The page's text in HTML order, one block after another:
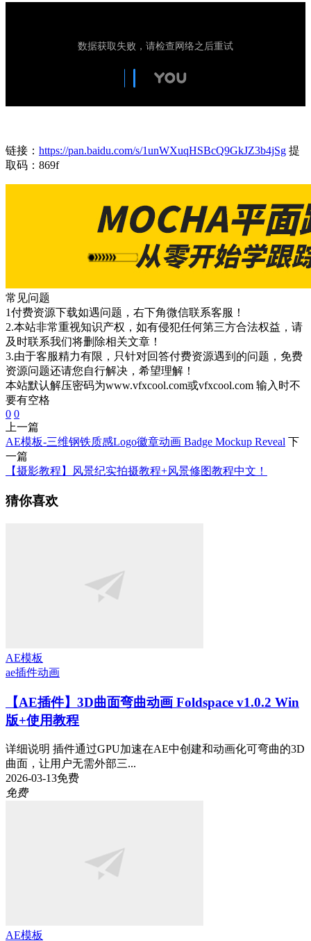
链接： https://pan.baidu.com/s/1unWXuqHSBcQ9GkJZ3b4jSg 提
取码：869f
常见问题
1付费资源下载如遇问题，右下角微信联系客服！
2.本站非常重视知识产权，如有侵犯任何第三方合法权益，请
及时联系我们将删除相关文章！
3.由于客服精力有限，只针对回答付费资源遇到的问题，免费
资源问题还请您自行解决，希望理解！
本站默认解压密码为www.vfxcool.com或vfxcool.com 输入时不
要有空格
0 0
上一篇
AE模板-三维钢铁质感Logo徽章动画 Badge Mockup Reveal 下
一篇
【摄影教程】风景纪实拍摄教程+风景修图教程中文！
猜你喜欢
AE模板
ae插件动画
【AE插件】3D曲面弯曲动画 Foldspace v1.0.2 Win
版+使用教程
详细说明 插件通过GPU加速在AE中创建和动画化可弯曲的3D
曲面，让用户无需外部三...
2026-03-13免费
免费
AE模板